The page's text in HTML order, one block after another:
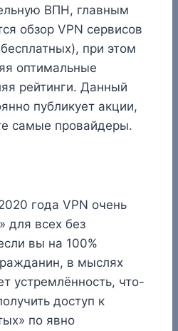
ВПН, главным
обзор VPN сервисов
при этом
оптимальные
рейтинги. Данный
публикует акции,
самые провайдеры.
года VPN очень
для всех без
вы на 100%
в мыслях
устремлённость, что-
доступ к
по явно